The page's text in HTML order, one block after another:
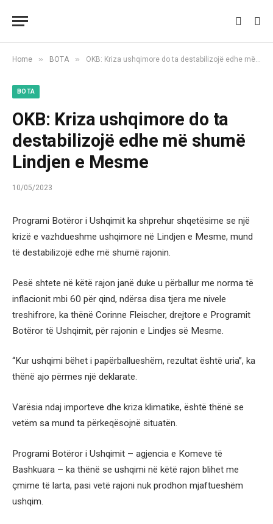
Home » BOTA » OKB: Kriza ushqimore do ta destabilizojë edhe më shumë Lindjen e Mesme
BOTA
OKB: Kriza ushqimore do ta
destabilizojë edhe më shumë
Lindjen e Mesme
10/05/2023
Programi Botëror i Ushqimit ka shprehur shqetësime se një
krizë e vazhdueshme ushqimore në Lindjen e Mesme, mund
të destabilizojë edhe më shumë rajonin.
Pesë shtete në këtë rajon janë duke u përballur me norma të
inflacionit mbi 60 për qind, ndërsa disa tjera me nivele
treshifrore, ka thënë Corinne Fleischer, drejtore e Programit
Botëror të Ushqimit, për rajonin e Lindjes së Mesme.
“Kur ushqimi bëhet i papërballueshëm, rezultat është uria”, ka
thënë ajo përmes një deklarate.
Varësia ndaj importeve dhe kriza klimatike, është thënë se
vetëm sa mund ta përkeqësojnë situatën.
Programi Botëror i Ushqimit – agjencia e Komeve të
Bashkuara – ka thënë se ushqimi në këtë rajon blihet me
çmime të larta, pasi vetë rajoni nuk prodhon mjaftueshëm
ushqim.